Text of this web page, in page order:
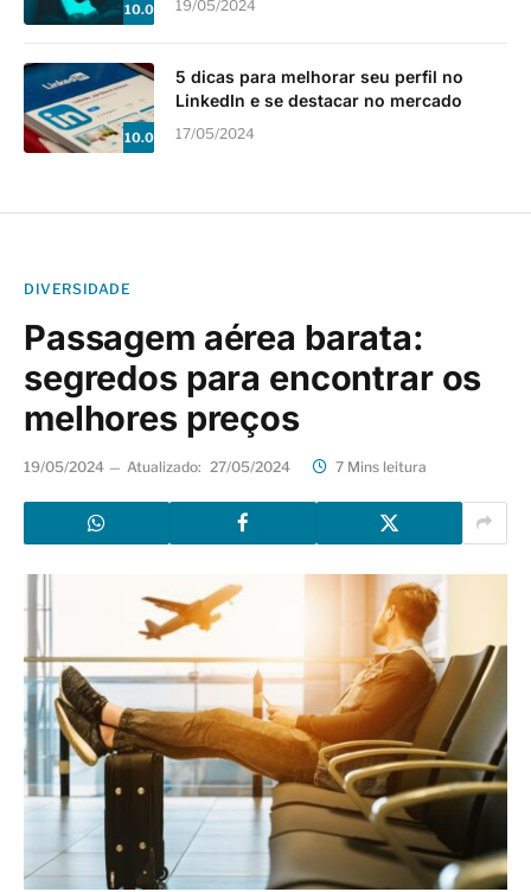
10.0 19/05/2024
10.0
5 dicas para melhorar seu perfil no
LinkedIn e se destacar no mercado
17/05/2024
DIVERSIDADE
Passagem aérea barata:
segredos para encontrar os
melhores preços
19/05/2024 Atualizado: 27/05/2024 7 Mins leitura